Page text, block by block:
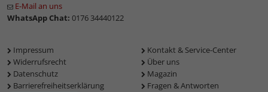
E-Mail an uns
WhatsApp Chat: 0176 34440122
Impressum
Widerrufsrecht
Datenschutz
Barrierefreiheitserklärung
Kontakt & Service-Center
Über uns
Magazin
Fragen & Antworten